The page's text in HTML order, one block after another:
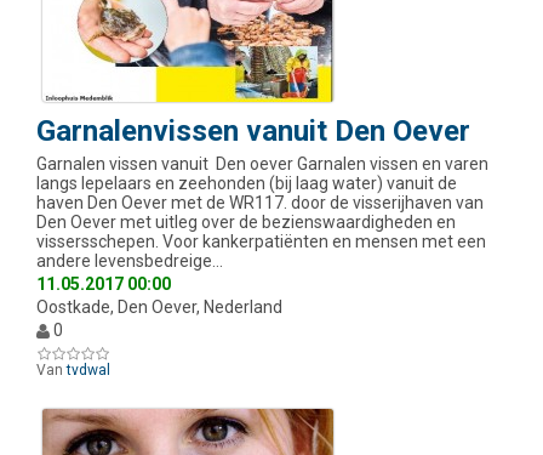
Garnalenvissen vanuit Den Oever
Garnalen vissen vanuit Den oever Garnalen vissen en varen
langs lepelaars en zeehonden (bij laag water) vanuit de
haven Den Oever met de WR117. door de visserijhaven van
Den Oever met uitleg over de bezienswaardigheden en
vissersschepen. Voor kankerpatiënten en mensen met een
andere levensbedreige…
11.05.2017 00:00
Oostkade, Den Oever, Nederland
0
Vantvdwal